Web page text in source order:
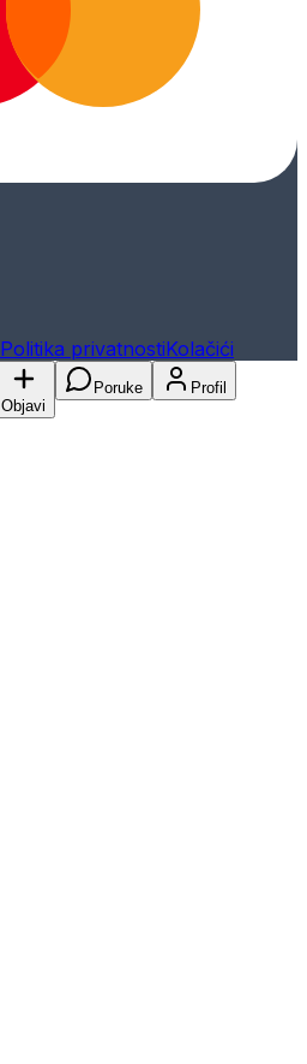
Politika privatnostiKolačići
Objavi
Poruke Profil